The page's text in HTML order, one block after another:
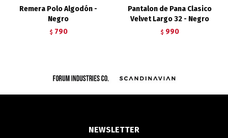
Remera Polo Algodón -
Negro
$ 790
Pantalon de Pana Clasico
Velvet Largo 32 - Negro
$ 990
NEWSLETTER